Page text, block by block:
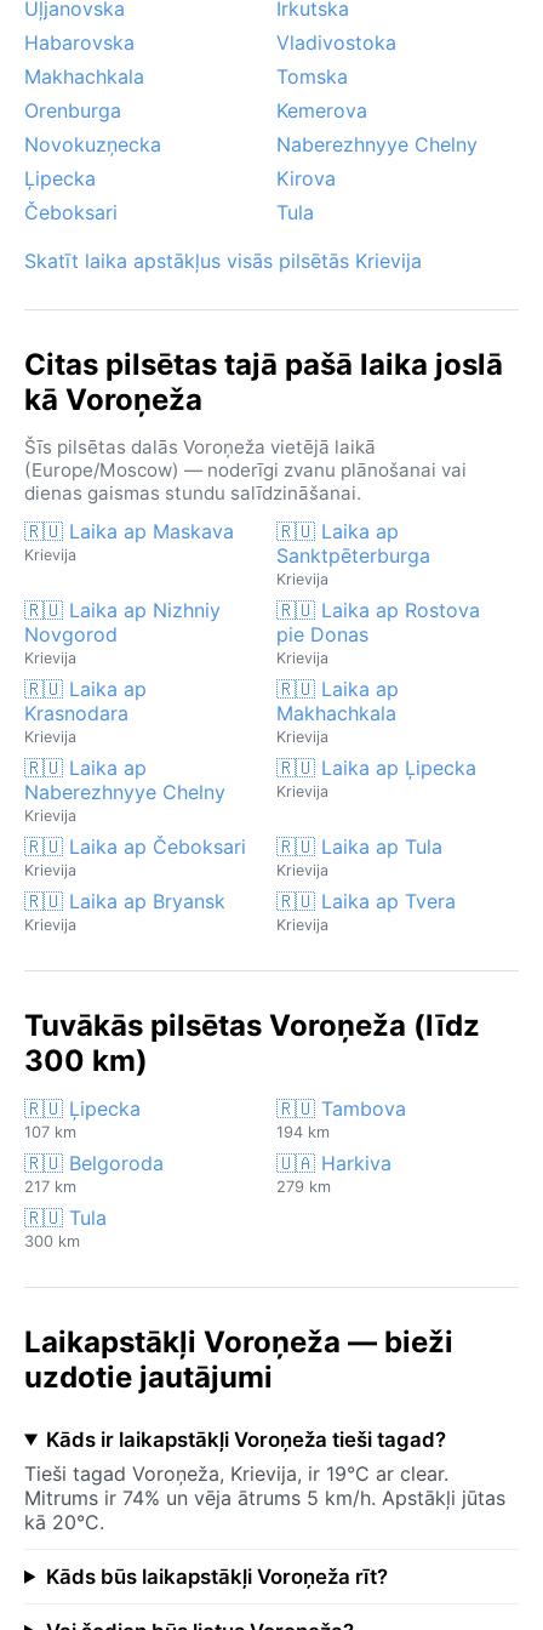
Uļjanovska
Irkutska
Habarovska
Vladivostoka
Makhachkala
Tomska
Orenburga
Kemerova
Novokuzņecka
Naberezhnyye Chelny
Ļipecka
Kirova
Čeboksari
Tula
Skatīt laika apstākļus visās pilsētās Krievija
Citas pilsētas tajā pašā laika joslā
kā Voroņeža
Šīs pilsētas dalās Voroņeža vietējā laikā
(Europe/Moscow) — noderīgi zvanu plānošanai vai
dienas gaismas stundu salīdzināšanai.
🇷🇺 Laika ap Maskava
Krievija
🇷🇺 Laika ap
Sanktpēterburga
Krievija
🇷🇺 Laika ap Nizhniy
Novgorod
Krievija
🇷🇺 Laika ap Rostova
pie Donas
Krievija
🇷🇺 Laika ap
Krasnodara
Krievija
🇷🇺 Laika ap
Makhachkala
Krievija
🇷🇺 Laika ap
Naberezhnyye Chelny
Krievija
🇷🇺 Laika ap Ļipecka
Krievija
🇷🇺 Laika ap Čeboksari
Krievija
🇷🇺 Laika ap Tula
Krievija
🇷🇺 Laika ap Bryansk
Krievija
🇷🇺 Laika ap Tvera
Krievija
Tuvākās pilsētas Voroņeža (līdz
300 km)
🇷🇺 Ļipecka
107 km
🇷🇺 Tambova
194 km
🇷🇺 Belgoroda
217 km
🇺🇦 Harkiva
279 km
🇷🇺 Tula
300 km
Laikapstākļi Voroņeža — bieži
uzdotie jautājumi
Kāds ir laikapstākļi Voroņeža tieši tagad?
Tieši tagad Voroņeža, Krievija, ir 19°C ar clear.
Mitrums ir 74% un vēja ātrums 5 km/h. Apstākļi jūtas
kā 20°C.
Kāds būs laikapstākļi Voroņeža rīt?